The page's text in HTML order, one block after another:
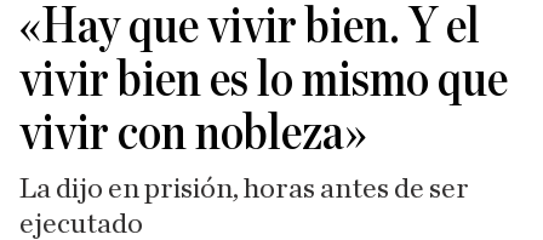
«Hay que vivir bien. Y el
vivir bien es lo mismo que
vivir con nobleza»
La dijo en prisión, horas antes de ser
ejecutado